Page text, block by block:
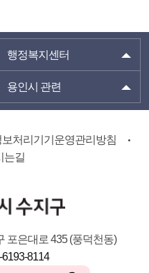
행정복지센터
용인시 관련
보처리기기운영관리방침
는길
포은대로 435 (풍덕천동)
6193-8114